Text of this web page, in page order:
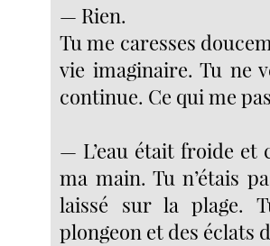
— Rien.
Tu me caresses
vie imaginaire. Tu ne
continue. Ce qui me
— L’eau était froide
ma main. Tu n’étais
laissé sur la plage.
plongeon et des éclats